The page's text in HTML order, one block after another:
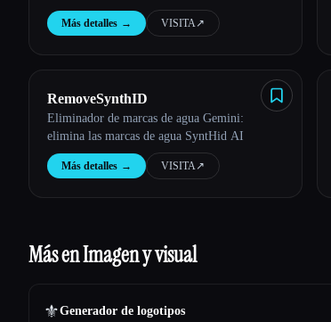
Más detalles → VISITA↗︎
RemoveSynthID
Eliminador de marcas de agua Gemini:
elimina las marcas de agua SyntHid AI
Más detalles → VISITA↗︎
Más en Imagen y visual
⚜️Generador de logotipos